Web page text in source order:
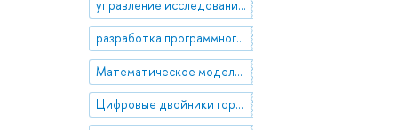
управление исследованиями и разработками
разработка программного обеспечения
Математическое моделирование транспортных потоков
Цифровые двойники городов